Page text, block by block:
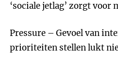
‘sociale jetlag’ zorgt voor
Pressure – Gevoel van
prioriteiten stellen lukt